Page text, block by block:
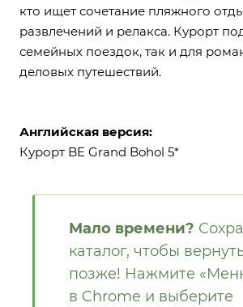
кто ищет сочетание пляжного
развлечений и релакса. Курорт
семейных поездок, так и для
деловых путешествий.
Английская версия:
Курорт BE Grand Bohol 5*
Мало времени?
каталог, чтобы
позже! Нажмите
в Chrome и выберите